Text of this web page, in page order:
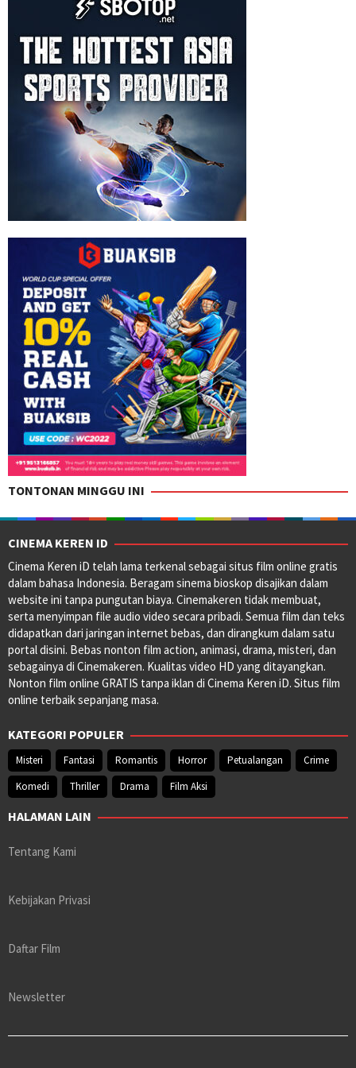
TONTONAN MINGGU INI
CINEMA KEREN ID
Cinema Keren iD telah lama terkenal sebagai situs film online gratis
dalam bahasa Indonesia. Beragam sinema bioskop disajikan dalam
website ini tanpa pungutan biaya. Cinemakeren tidak membuat,
serta menyimpan file audio video secara pribadi. Semua film dan teks
didapatkan dari jaringan internet bebas, dan dirangkum dalam satu
portal disini. Bebas nonton film action, animasi, drama, misteri, dan
sebagainya di Cinemakeren. Kualitas video HD yang ditayangkan.
Nonton film online GRATIS tanpa iklan di Cinema Keren iD. Situs film
online terbaik sepanjang masa.
KATEGORI POPULER
Misteri Fantasi Romantis Horror Petualangan
Crime
Komedi
Thriller Drama Film Aksi
HALAMAN LAIN
Tentang Kami
Kebijakan Privasi
Daftar Film
Newsletter